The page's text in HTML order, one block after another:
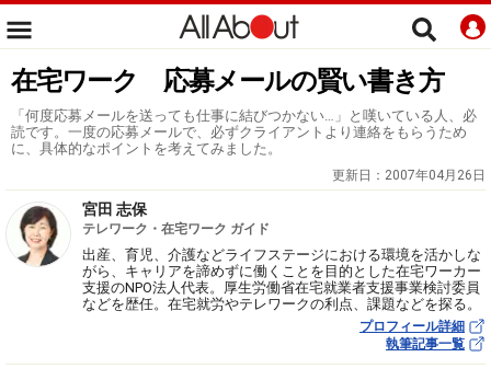
在宅ワーク 応募メールの賢い書き方
「何度応募メールを送っても仕事に結びつかない…」と嘆いている人、必
読です。一度の応募メールで、必ずクライアントより連絡をもらうため
に、具体的なポイントを考えてみました。
更新日： 2007年04月26日
宮田 志保
テレワーク・在宅ワーク ガイド
出産、育児、介護などライフステージにおける環境を活かしな
がら、キャリアを諦めずに働くことを目的とした在宅ワーカー
支援のNPO法人代表。厚生労働省在宅就業者支援事業検討委員
などを歴任。在宅就労やテレワークの利点、課題などを探る。
プロフィール詳細
執筆記事一覧